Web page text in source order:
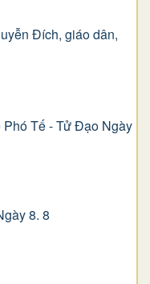
Ðích, giáo dân,
Tế - Tử Đạo Ngày
8. 8